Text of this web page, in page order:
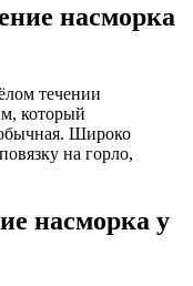
насморка
течении
который
Широко
на горло,
насморка у